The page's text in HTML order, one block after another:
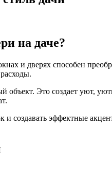
на даче?
и дверях способен
объект. Это создает уют,
создавать эффектные